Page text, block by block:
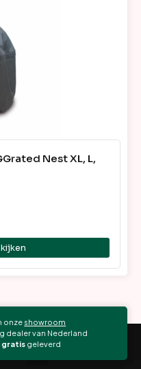
Nest XL, L,
onze showroom
dealer van Nederland
gratis geleverd